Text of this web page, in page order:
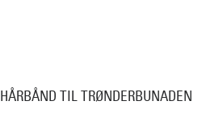
HÅRBÅND TIL TRØNDERBUNADEN